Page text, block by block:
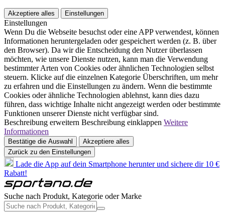
Akzeptiere alles Einstellungen
Einstellungen
Wenn Du die Webseite besuchst oder eine APP verwendest, können
Informationen heruntergeladen oder gespeichert werden (z. B. über
den Browser). Da wir die Entscheidung den Nutzer überlassen
möchten, wie unsere Dienste nutzen, kann man die Verwendung
bestimmter Arten von Cookies oder ähnlichen Technologien selbst
steuern. Klicke auf die einzelnen Kategorie Überschriften, um mehr
zu erfahren und die Einstellungen zu ändern. Wenn die bestimmte
Cookies oder ähnliche Technologien ablehnst, kann dies dazu
führen, dass wichtige Inhalte nicht angezeigt werden oder bestimmte
Funktionen unserer Dienste nicht verfügbar sind.
Beschreibung erweitern Beschreibung einklappen Weitere
Informationen
Bestätige die Auswahl
Akzeptiere alles
Zurück zu den Einstellungen
Lade die App auf dein Smartphone herunter und sichere dir 10 €
Rabatt!
Suche nach Produkt, Kategorie oder Marke